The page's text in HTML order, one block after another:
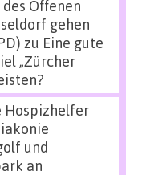
Offenen
gehen
zu Eine gute
„Zürcher
Hospizhelfer
und
an